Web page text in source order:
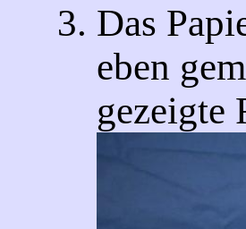
Das
eben
gezeigte